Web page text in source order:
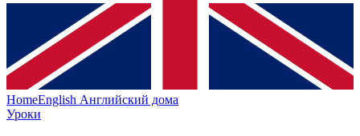
HomeEnglish Английский дома
Уроки